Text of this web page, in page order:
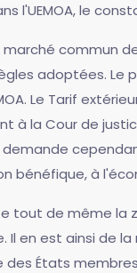
l'UEMOA, le
marché commun
adoptées. Le
Le Tarif
à la Cour de
bénéfique, à
tout de même
Il en est ainsi de
des États